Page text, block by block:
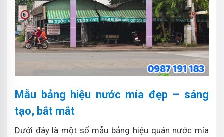
Mẫu bảng hiệu nước mía đẹp – sáng
tạo, bắt mắt
Dưới đây là một số mẫu bảng hiệu quán nước mía